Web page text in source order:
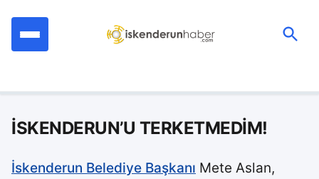
İSKENDERUN’U TERKETMEDİM!
İskenderun Belediye Başkanı Mete Aslan,